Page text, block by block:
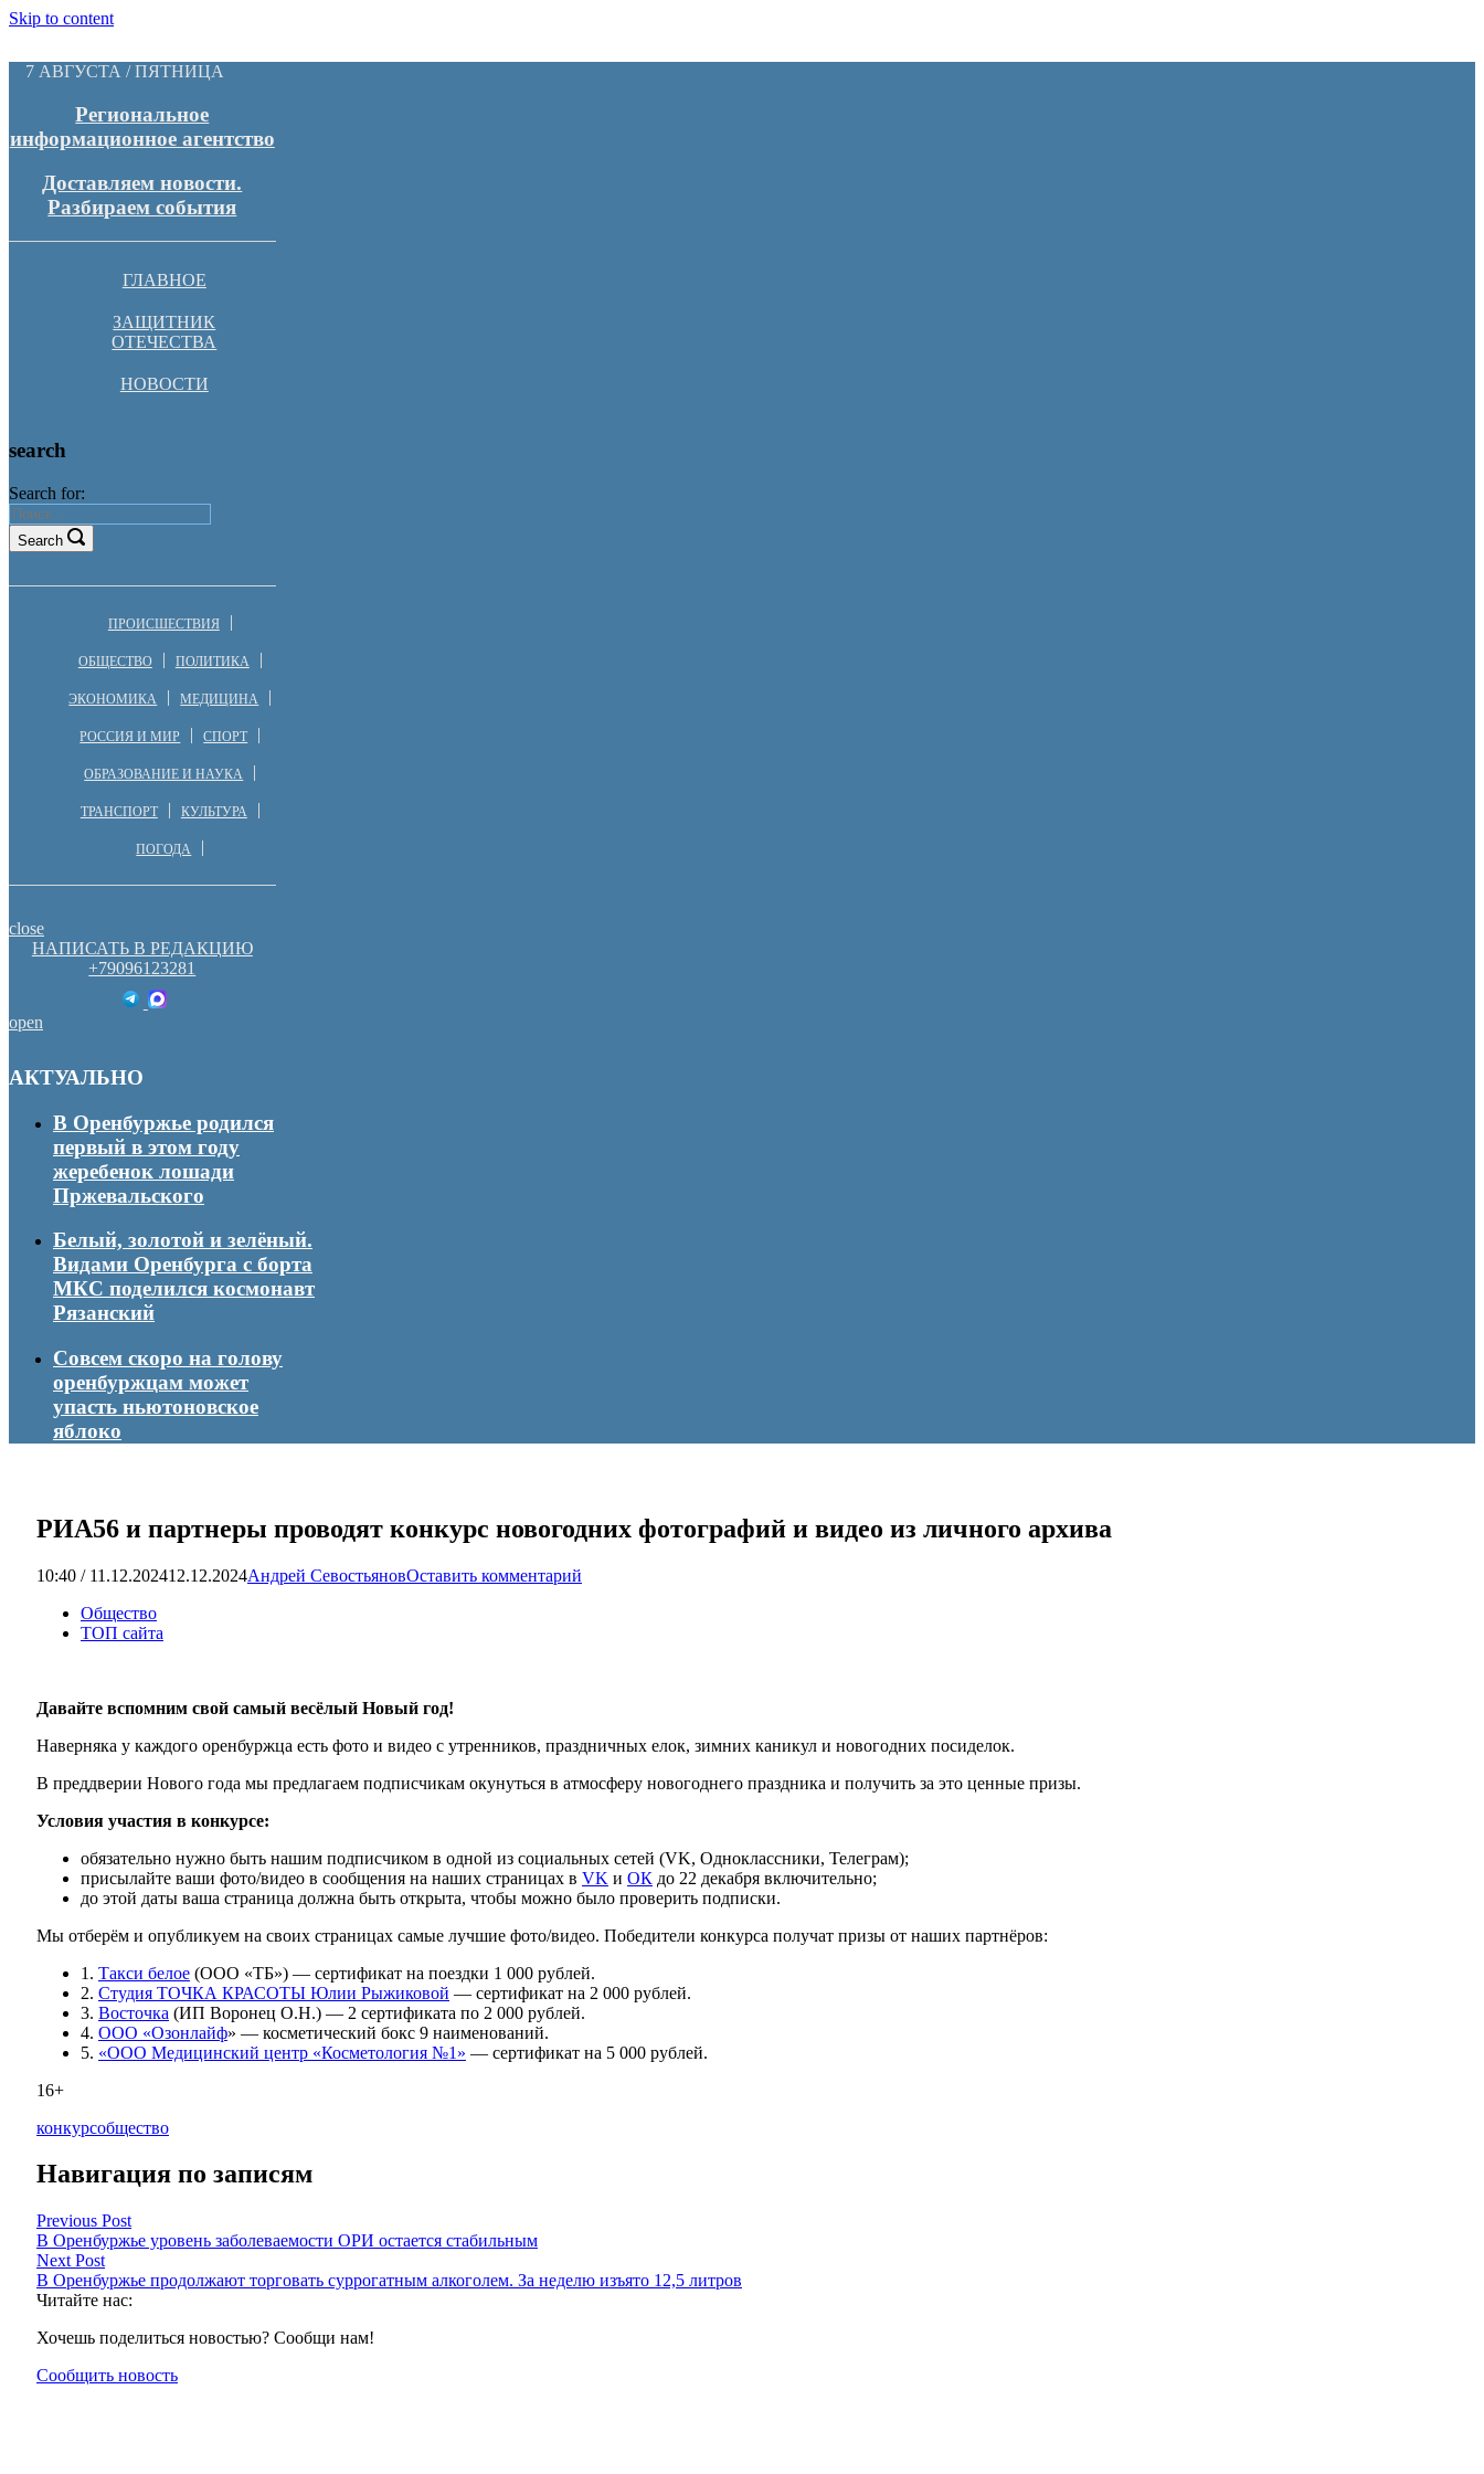
Skip to content
7 АВГУСТА / ПЯТНИЦА
Региональное
информационное агентство
Доставляем новости.
Разбираем события
ГЛАВНОЕ
ЗАЩИТНИК
ОТЕЧЕСТВА
НОВОСТИ
search
Search for:
Search
ПРОИСШЕСТВИЯ
ОБЩЕСТВО ПОЛИТИКА
ЭКОНОМИКА МЕДИЦИНА
РОССИЯ И МИР СПОРТ
ОБРАЗОВАНИЕ И НАУКА
ТРАНСПОРТ КУЛЬТУРА
ПОГОДА
close
НАПИСАТЬ В РЕДАКЦИЮ
+79096123281
open
АКТУАЛЬНО
В Оренбуржье родился
первый в этом году
жеребенок лошади
Пржевальского
Белый, золотой и зелёный.
Видами Оренбурга с борта
МКС поделился космонавт
Рязанский
Совсем скоро на голову
оренбуржцам может
упасть ньютоновское
яблоко
РИА56 и партнеры проводят конкурс новогодних фотографий и видео из личного архива
10:40 / 11.12.202412.12.2024Андрей СевостьяновОставить комментарий
Общество
ТОП сайта
Давайте вспомним свой самый весёлый Новый год!
Наверняка у каждого оренбуржца есть фото и видео с утренников, праздничных елок, зимних каникул и новогодних посиделок.
В преддверии Нового года мы предлагаем подписчикам окунуться в атмосферу новогоднего праздника и получить за это ценные призы.
Условия участия в конкурсе:
обязательно нужно быть нашим подписчиком в одной из социальных сетей (VK, Одноклассники, Телеграм);
присылайте ваши фото/видео в сообщения на наших страницах в VK и ОК до 22 декабря включительно;
до этой даты ваша страница должна быть открыта, чтобы можно было проверить подписки.
Мы отберём и опубликуем на своих страницах самые лучшие фото/видео. Победители конкурса получат призы от наших партнёров:
1. Такси белое (ООО «ТБ») — сертификат на поездки 1 000 рублей.
2. Студия ТОЧКА КРАСОТЫ Юлии Рыжиковой — сертификат на 2 000 рублей.
3. Восточка (ИП Воронец О.Н.) — 2 сертификата по 2 000 рублей.
4. ООО «Озонлайф» — косметический бокс 9 наименований.
5. «ООО Медицинский центр «Косметология №1» — сертификат на 5 000 рублей.
16+
конкурсобщество
Навигация по записям
Previous Post
В Оренбуржье уровень заболеваемости ОРИ остается стабильным
Next Post
В Оренбуржье продолжают торговать суррогатным алкоголем. За неделю изъято 12,5 литров
Читайте нас:
Хочешь поделиться новостью? Сообщи нам!
Сообщить новость